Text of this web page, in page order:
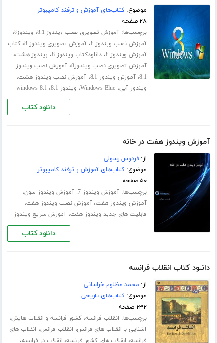
موضوع:کتاب‌های آموزش و ترفند کامپیوتر
۲۸ صفحه
برچسب‌ها:آموزش تصویری نصب ویندوز 8.1 ، ویندوز8 ،
آموزش نصب ویندوز 8 ،آموزش تصویری ویندوز 8 ،کتاب
آموزش ویندوز 8 ،دانلودکتاب ویندوز 8 ، ویندوز هشت،
آموزش تصویری نصب ویندوز8 ،آموزش نصب ویندوز
8.1،آموزش ویندوز 8.1 ،آموزش نصب ویندوز هشت،
ویندوز آبی،Windows Blue، ویندوز 8.1 ، windows 8.1
دانلود کتاب
آموزش ویندوز هفت در خانه
از:فردوس رسولی
موضوع:کتاب‌های آموزش و ترفند کامپیوتر
۵۰ صفحه
برچسب‌ها:آموزش ویندوز 7 ،آموزش ویندوز سون،
آموزش ویندوز هفت،آموزش نصب ویندوز هفت،
قابلیت های جدید ویندوز هفت،آموزش سریع ویندوز
دانلود کتاب
دانلود کتاب انقلاب فرانسه
از: محمد مظلوم خراسانی
موضوع:کتاب‌های تاریخی
۲۳۲ صفحه
برچسب‌ها: انقلاب فرانسه،کشور فرانسه و انقلاب هایش،
آشنایی با انقلاب های فرانس، انقلاب فرانس، انقلاب های
فرانسه، انقلاب های کشور فرانسه، انقلاب در فرانسه،